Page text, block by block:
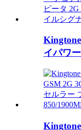
イパワ